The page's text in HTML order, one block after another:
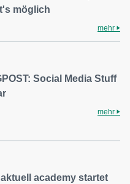
möglich
mehr
Social Media Stuff
mehr
academy startet